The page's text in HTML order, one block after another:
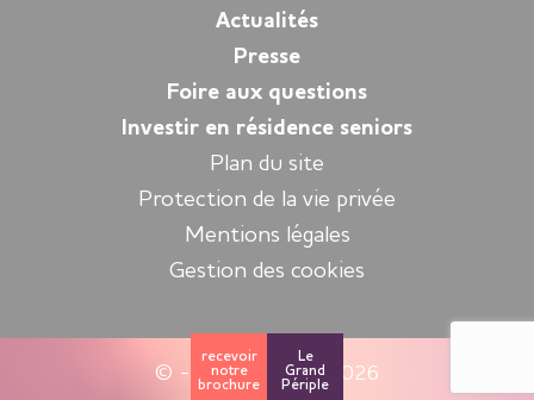
HAUTE-SAVOIE
ISÈRE
LOIRE
LOIRE-ATLANTIQUE
MORBIHAN
PYRÉNÉES-ATLANTIQUES
SARTHE
YVELINES
Actualités
Presse
Foire aux questions
Investir en résidence seniors
Plan du site
Protection de la vie privée
Mentions légales
Gestion des cookies
© - Espace et Vie 2026
recevoir
notre
brochure
Le
Grand
Périple